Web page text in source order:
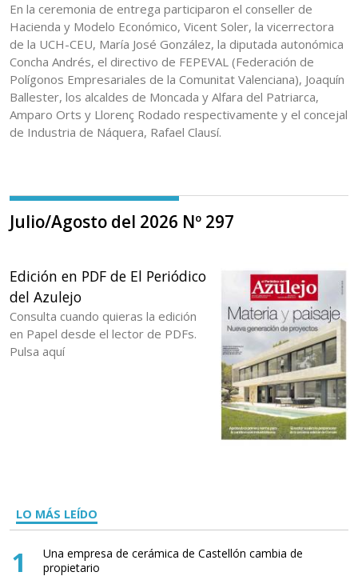
En la ceremonia de entrega participaron el conseller de
Hacienda y Modelo Económico, Vicent Soler, la vicerrectora
de la UCH-CEU, María José González, la diputada autonómica
Concha Andrés, el directivo de FEPEVAL (Federación de
Polígonos Empresariales de la Comunitat Valenciana), Joaquín
Ballester, los alcaldes de Moncada y Alfara del Patriarca,
Amparo Orts y Llorenç Rodado respectivamente y el concejal
de Industria de Náquera, Rafael Clausí.
Julio/Agosto del 2026 Nº 297
Edición en PDF de El Periódico
del Azulejo
Consulta cuando quieras la edición
en Papel desde el lector de PDFs.
Pulsa aquí
LO MÁS LEÍDO
1
Una empresa de cerámica de Castellón cambia de
propietario